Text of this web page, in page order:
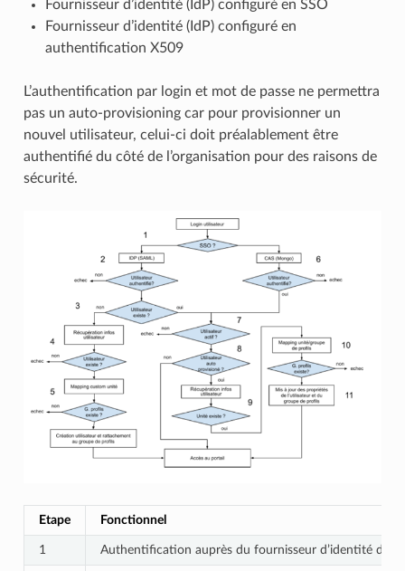
Fournisseur d’identité (IdP) configuré en SSO
Fournisseur d’identité (IdP) configuré en
authentification X509
L’authentification par login et mot de passe ne permettra
pas un auto-provisioning car pour provisionner un
nouvel utilisateur, celui-ci doit préalablement être
authentifié du côté de l’organisation pour des raisons de
sécurité.
Etape Fonctionnel
1 Authentification auprès du fournisseur d’identité de